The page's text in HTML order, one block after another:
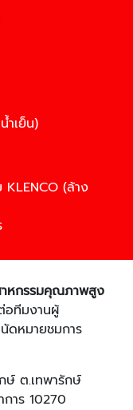
ำเย็น)
KLENCO (ล้าง
หกรรมคุณภาพสูง
ทีมงานผู้
ดหมายชมการ
ษ์ ต.เทพารักษ์
การ 10270